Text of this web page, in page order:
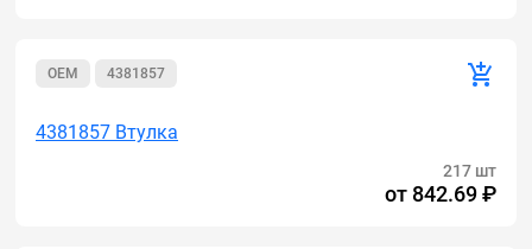
OEM 4381857
4381857 Втулка
217 шт
от 842.69 ₽